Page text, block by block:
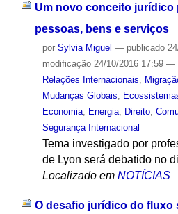
Um novo conceito jurídico
pessoas, bens e serviços
por Sylvia Miguel — publicado
modificação24/10/2016 17:59 —
Relações Internacionais
Mudanças Globais
Economia, Energia, Direito,
Segurança Internacional
Tema investigado por
de Lyon será debatido no
Localizado em NOTÍCIAS
O desafio jurídico do fluxo